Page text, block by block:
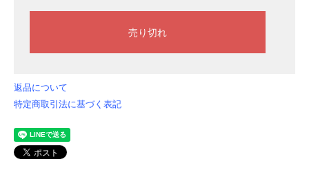
返品について
特定商取引法に基づく表記